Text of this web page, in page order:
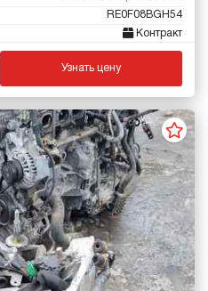
RE0F08BGH54
Контракт
Узнать цену